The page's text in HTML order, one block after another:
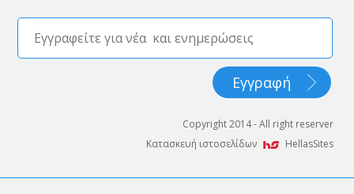
Copyright 2014 - All right reserver
Κατασκευή ιστοσελίδων
HellasSites